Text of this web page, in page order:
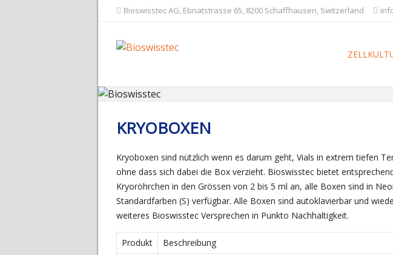
Bioswisstec AG, Ebnatstrasse 65, 8200 Schaffhausen, Switzerland
KRYOBOXEN
Kryoboxen sind nützlich wenn es darum geht, Vials in extrem tiefen
ohne dass sich dabei die Box verzieht. Bioswisstec bietet
Kryoröhrchen in den Grössen von 2 bis 5 ml an, alle Boxen sind in
Standardfarben (S) verfügbar. Alle Boxen sind autoklavierbar und
weiteres Bioswisstec Versprechen in Punkto Nachhaltigkeit.
Produkt Beschreibung